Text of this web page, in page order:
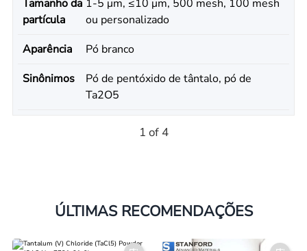
Tamanho da
partícula
1-5 μm, ≤10 μm, 500 mesh, 100 mesh
ou personalizado
Aparência
Pó branco
Sinônimos
Pó de pentóxido de tântalo, pó de
Ta2O5
1 of 4
ÚLTIMAS RECOMENDAÇÕES